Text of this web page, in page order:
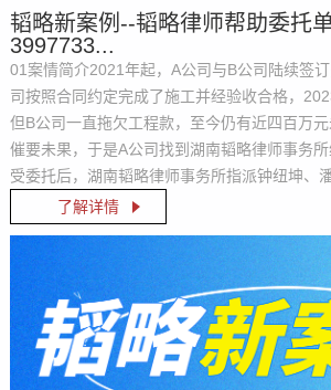
韬略新案例--韬略律师帮助委托
3997733...
01案情简介2021年起，A公司与B公司陆续签
司按照合同约定完成了施工并经验收合格，
但B公司一直拖欠工程款，至今仍有近四百万
催要未果，于是A公司找到湖南韬略律师事务
受委托后，湖南韬略律师事务所指派钟纽坤、
了解详情